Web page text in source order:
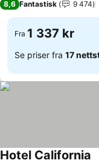
8,6 Fantastisk 9 474
Fra 1 337 kr
Se priser fra 17
Hotel California